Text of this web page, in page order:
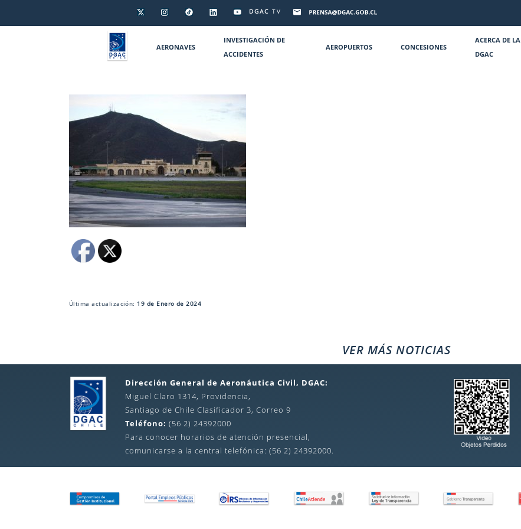
DGAC TV
AERONAVES
INVESTIGACIÓN DE
ACCIDENTES
AEROPUERTOS CONCESIONES
ACERCA DE LA
DGAC
Última actualización: 19 de Enero de 2024
VER MÁS NOTICIAS
Dirección General de Aeronáutica Civil, DGAC:
Miguel Claro 1314, Providencia,
Santiago de Chile Clasificador 3, Correo 9
Teléfono: (56 2) 24392000
Para conocer horarios de atención presencial,
comunicarse a la central telefónica: (56 2) 24392000.